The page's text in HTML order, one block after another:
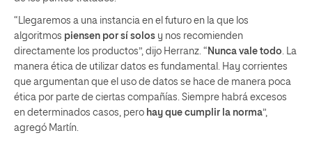
“Llegaremos a una instancia en el futuro en la que los
algoritmos piensen por sí solos y nos recomienden
directamente los productos”, dijo Herranz. “ Nunca vale todo. La
manera ética de utilizar datos es fundamental. Hay corrientes
que argumentan que el uso de datos se hace de manera poca
ética por parte de ciertas compañías. Siempre habrá excesos
en determinados casos, pero hay que cumplir la norma”,
agregó Martín.